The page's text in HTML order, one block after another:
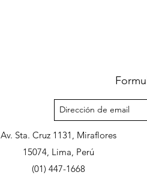
Av. Sta. Cruz 1131, Miraflores
15074, Lima, Perú
(01) 447-1668